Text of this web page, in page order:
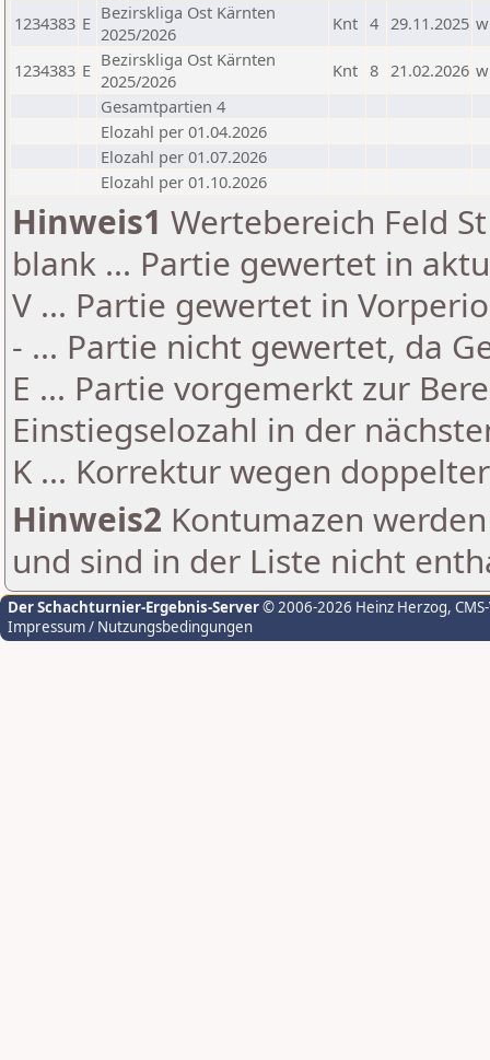
1234383 E Bezirskliga Ost Kärnten
2025/2026
Knt 4 29.11.2025 w
1234383 E Bezirskliga Ost Kärnten
2025/2026
Knt 8 21.02.2026 w
Gesamtpartien 4
Elozahl per 01.04.2026
Elozahl per 01.07.2026
Elozahl per 01.10.2026
Hinweis1 Wertebereich Feld
blank ... Partie gewertet in
V ... Partie gewertet in
- ... Partie nicht gewertet, da
E ... Partie vorgemerkt zur
Einstiegselozahl in der
K ... Korrektur wegen
Hinweis2 Kontumazen
und sind in der Liste nicht
Der Schachturnier-Ergebnis-Server© 2006-2026 Heinz Herzog,
Impressum / Nutzungsbedingungen